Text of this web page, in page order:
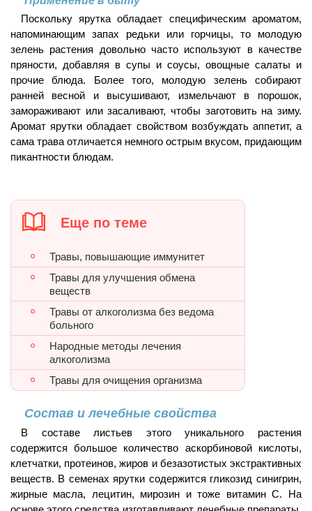
Поскольку ярутка обладает специфическим ароматом,
напоминающим запах редьки или горчицы, то молодую
зелень растения довольно часто используют в качестве
пряности, добавляя в супы и соусы, овощные салаты и
прочие блюда. Более того, молодую зелень собирают
ранней весной и высушивают, измельчают в порошок,
замораживают или засаливают, чтобы заготовить на зиму.
Аромат ярутки обладает свойством возбуждать аппетит, а
сама трава отличается немного острым вкусом, придающим
пикантности блюдам.
Еще по теме
Травы, повышающие иммунитет
Травы для улучшения обмена
веществ
Травы от алкоголизма без ведома
больного
Народные методы лечения
алкоголизма
Травы для очищения организма
Состав и лечебные свойства
В составе листьев этого уникального растения
содержится большое количество аскорбиновой кислоты,
клетчатки, протеинов, жиров и безазотистых экстрактивных
веществ. В семенах ярутки содержится гликозид синигрин,
жирные масла, лецитин, мирозин и тоже витамин С. На